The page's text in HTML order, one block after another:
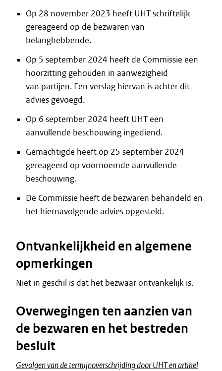
Op 28 november 2023 heeft UHT schriftelijk
gereageerd op de bezwaren van
belanghebbende.
Op 5 september 2024 heeft de Commissie een
hoorzitting gehouden in aanwezigheid
van partijen. Een verslag hiervan is achter dit
advies gevoegd.
Op 6 september 2024 heeft UHT een
aanvullende beschouwing ingediend.
Gemachtigde heeft op 25 september 2024
gereageerd op voornoemde aanvullende
beschouwing.
De Commissie heeft de bezwaren behandeld en
het hiernavolgende advies opgesteld.
Ontvankelijkheid en algemene
opmerkingen
Niet in geschil is dat het bezwaar ontvankelijk is.
Overwegingen ten aanzien van
de bezwaren en het bestreden
besluit
Gevolgen van de termijnoverschrijding door UHT en artikel